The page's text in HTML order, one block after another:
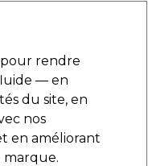
connecter
et Matériel
pour rendre
— en
du site, en
nos
en améliorant